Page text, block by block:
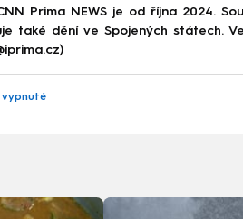
Prima NEWS je od října 2024.
také dění ve Spojených státech.